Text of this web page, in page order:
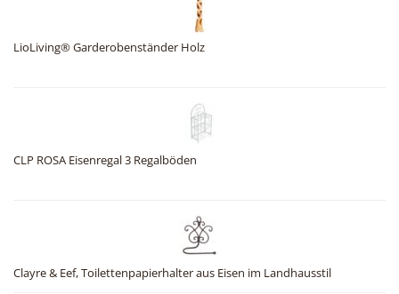
LioLiving® Garderobenständer Holz
CLP ROSA Eisenregal 3 Regalböden
Clayre & Eef, Toilettenpapierhalter aus Eisen im Landhausstil